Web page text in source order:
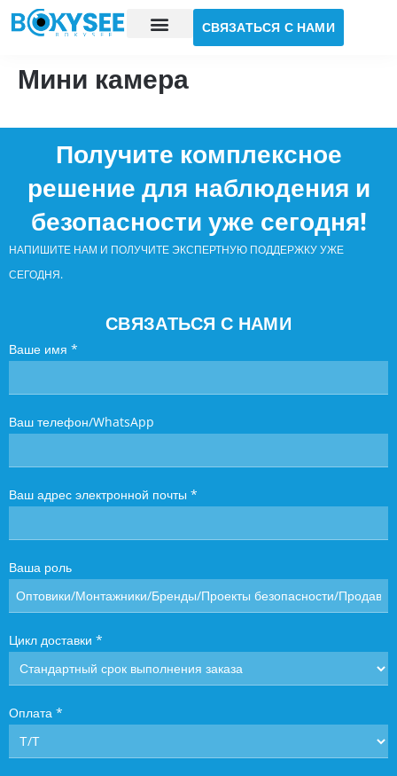
СВЯЗАТЬСЯ С НАМИ
Мини камера
Получите комплексное
решение для наблюдения и
безопасности уже сегодня!
НАПИШИТЕ НАМ И ПОЛУЧИТЕ ЭКСПЕРТНУЮ ПОДДЕРЖКУ УЖЕ
СЕГОДНЯ.
СВЯЗАТЬСЯ С НАМИ
Ваше имя *
Ваш телефон/WhatsApp
Ваш адрес электронной почты *
Ваша роль
Цикл доставки *
Оплата *